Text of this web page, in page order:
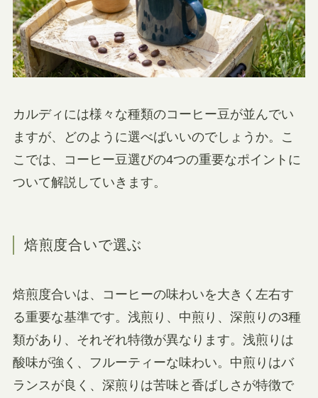
カルディには様々な種類のコーヒー豆が並んでい
ますが、どのように選べばいいのでしょうか。こ
こでは、コーヒー豆選びの4つの重要なポイントに
ついて解説していきます。
焙煎度合いで選ぶ
焙煎度合いは、コーヒーの味わいを大きく左右す
る重要な基準です。浅煎り、中煎り、深煎りの3種
類があり、それぞれ特徴が異なります。浅煎りは
酸味が強く、フルーティーな味わい。中煎りはバ
ランスが良く、深煎りは苦味と香ばしさが特徴で